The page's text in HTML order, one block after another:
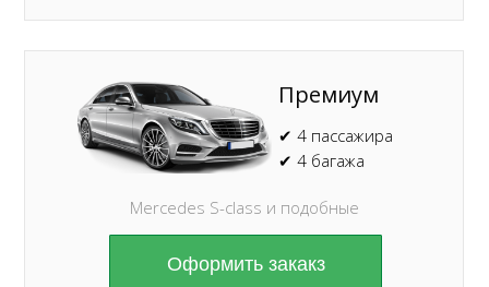
Премиум
Mercedes S-class и подобные
✔ 4 пассажира
✔ 4 багажа
Оформить закакз